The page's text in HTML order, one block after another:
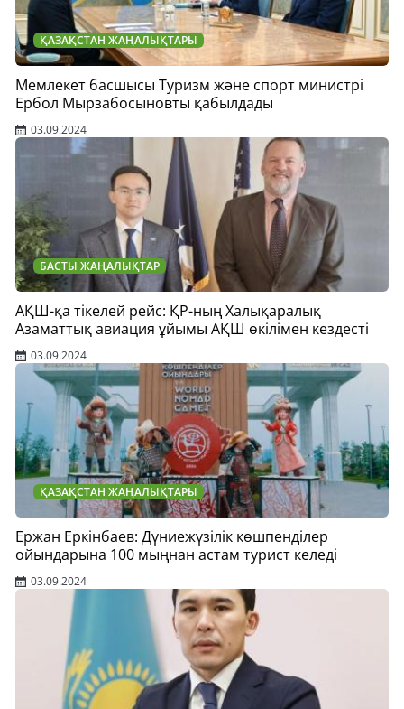
ҚАЗАҚСТАН ЖАҢАЛЫҚТАРЫ
Мемлекет басшысы Туризм және спорт министрі
Ербол Мырзабосыновты қабылдады
03.09.2024
БАСТЫ ЖАҢАЛЫҚТАР
АҚШ-қа тікелей рейс: ҚР-ның Халықаралық
Азаматтық авиация ұйымы АҚШ өкілімен кездесті
03.09.2024
ҚАЗАҚСТАН ЖАҢАЛЫҚТАРЫ
Ержан Еркінбаев: Дүниежүзілік көшпенділер
ойындарына 100 мыңнан астам турист келеді
03.09.2024